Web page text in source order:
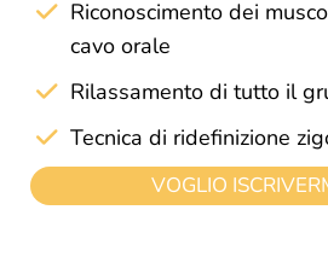
Riconoscimento dei
cavo orale
Rilassamento di tutto il
Tecnica di ridefinizione
VOGLIO